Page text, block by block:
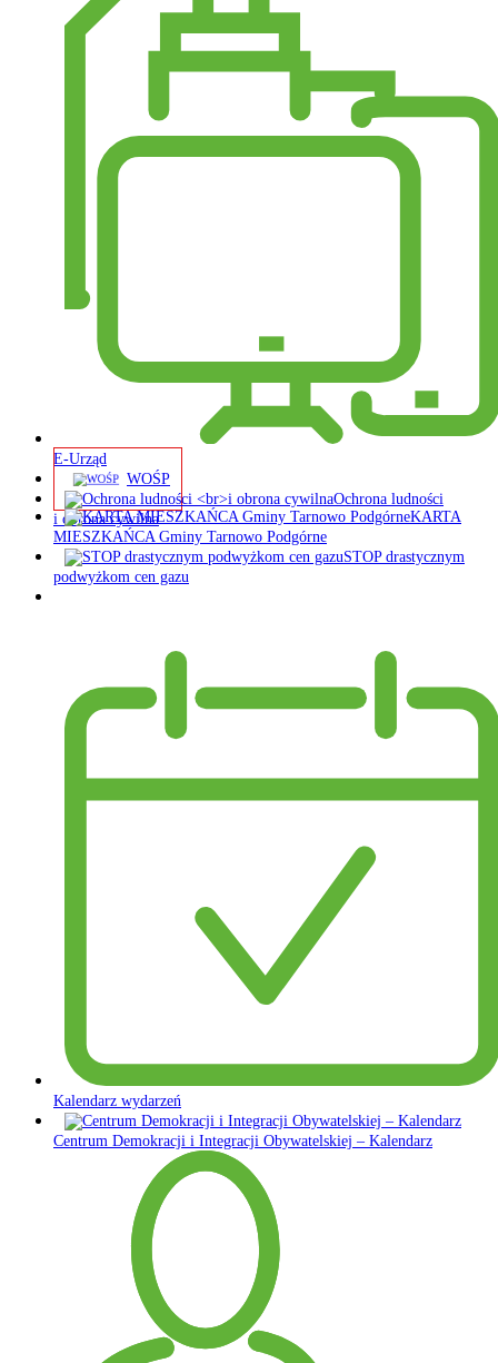
E-Urząd
WOŚP
Ochrona ludności
i obrona cywilna
KARTA
MIESZKAŃCA Gminy Tarnowo Podgórne
STOP drastycznym
podwyżkom cen gazu
Kalendarz wydarzeń
Centrum Demokracji i Integracji Obywatelskiej – Kalendarz